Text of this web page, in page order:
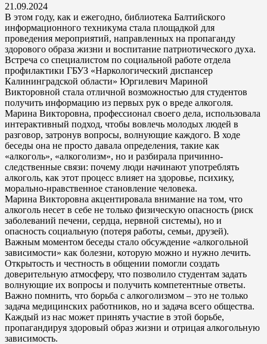
21.09.2024
В этом году, как и ежегодно, библиотека Балтийского
информационного техникума стала площадкой для
проведения мероприятий, направленных на пропаганду
здорового образа жизни и воспитание патриотического духа.
Встреча со специалистом по социальной работе отдела
профилактики ГБУЗ «Наркологический диспансер
Калининградской области» Юргилевич Мариной
Викторовной стала отличной возможностью для студентов
получить информацию из первых рук о вреде алкоголя.
Марина Викторовна, профессионал своего дела, использовала
интерактивный подход, чтобы вовлечь молодых людей в
разговор, затронув вопросы, волнующие каждого. В ходе
беседы она не просто давала определения, такие как
«алкоголь», «алкоголизм», но и разбирала причинно-
следственные связи: почему люди начинают употреблять
алкоголь, как этот процесс влияет на здоровье, психику,
морально-нравственное становление человека.
Марина Викторовна акцентировала внимание на том, что
алкоголь несет в себе не только физическую опасность (риск
заболеваний печени, сердца, нервной системы), но и
опасность социальную (потеря работы, семьи, друзей).
Важным моментом беседы стало обсуждение «алкогольной
зависимости» как болезни, которую можно и нужно лечить.
Открытость и честность в общении помогли создать
доверительную атмосферу, что позволило студентам задать
волнующие их вопросы и получить компетентные ответы.
Важно помнить, что борьба с алкоголизмом – это не только
задача медицинских работников, но и задача всего общества.
Каждый из нас может принять участие в этой борьбе,
пропагандируя здоровый образ жизни и отрицая алкогольную
зависимость.